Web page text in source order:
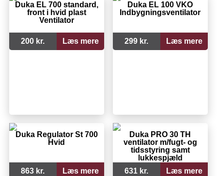
Duka EL 700 standard,
front i hvid plast
Ventilator
200 kr. Læs mere
Duka EL 100 VKO
Indbygningsventilator
299 kr. Læs mere
Duka Regulator St 700
Hvid
863 kr. Læs mere
Duka PRO 30 TH
ventilator m/fugt- og
tidsstyring samt
lukkespjæld
631 kr.
Læs mere